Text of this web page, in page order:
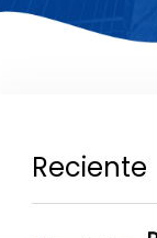
Reciente